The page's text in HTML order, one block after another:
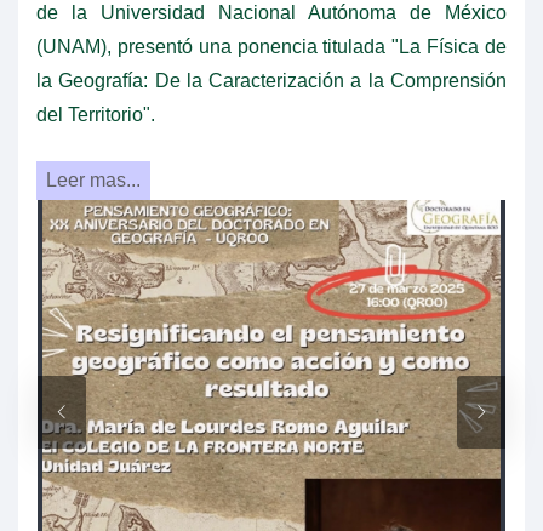
de la Universidad Nacional Autónoma de México
(UNAM), presentó una ponencia titulada "La Física de
la Geografía: De la Caracterización a la Comprensión
del Territorio".
Leer mas...